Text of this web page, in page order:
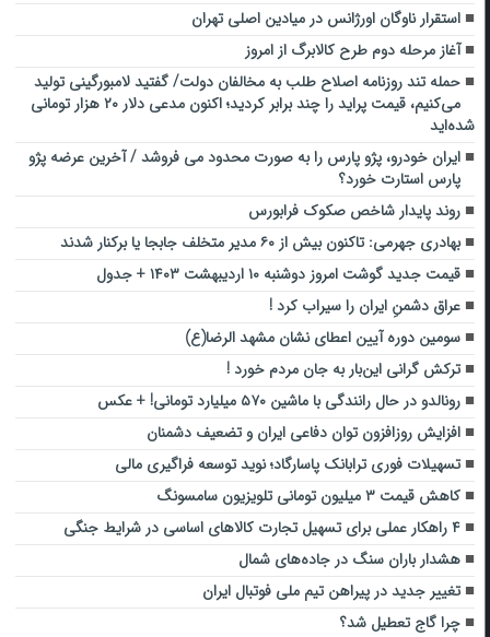
استقرار ناوگان اورژانس در میادین اصلی تهران
آغاز مرحله دوم طرح کالابرگ از امروز
حمله تند روزنامه اصلاح طلب به مخالفان دولت/ گفتید لامبورگینی تولید
می‌کنیم، قیمت پراید را چند برابر کردید؛ اکنون مدعی دلار ۲۰ هزار تومانی
شده‌اید
ایران خودرو، پژو پارس را به صورت محدود می فروشد / آخرین عرضه پژو
پارس استارت خورد؟
روند پایدار شاخص صکوک فرابورس
بهادری جهرمی: تاکنون بیش از ۶۰ مدیر متخلف جابجا یا برکنار شدند
قیمت جدید گوشت امروز دوشنبه ۱۰ اردیبهشت ۱۴۰۳ + جدول
عراق دشمنِ ایران را سیراب کرد !
سومین دوره آیین اعطای نشان مشهد الرضا(ع)
ترکش گرانی این‌بار به جان مردم خورد !
رونالدو در حال رانندگی با ماشین ۵۷۰ میلیارد تومانی! + عکس
افزایش روزافزون توان دفاعی ایران و تضعیف دشمنان
تسهیلات فوری ترابانک پاسارگاد؛ نوید توسعه فراگیری مالی
کاهش قیمت ۳ میلیون تومانی تلویزیون سامسونگ
۴ راهکار عملی برای تسهیل تجارت کالاهای اساسی در شرایط جنگی
هشدار باران سنگ در جاده‌های شمال
تغییر جدید در پیراهن تیم ملی فوتبال ایران
چرا گاج تعطیل شد؟